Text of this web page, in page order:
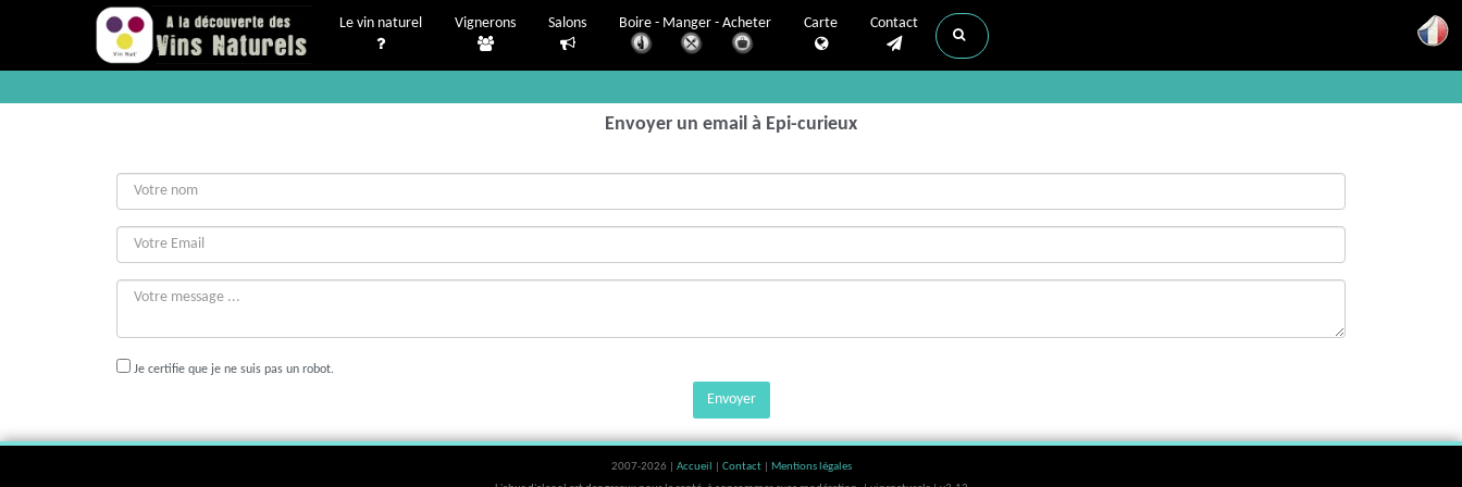
Le vin naturel Vignerons Salons Boire - Manger - Acheter Carte Contact
Envoyer un email à Epi-curieux
Je certifie que je ne suis pas un robot.
Envoyer
2007-2026 | Accueil Contact
Mentions légales